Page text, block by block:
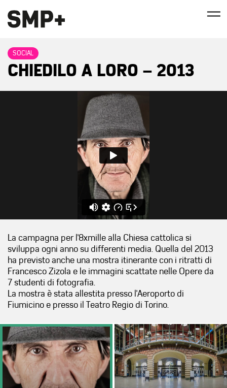
SOCIAL
CHIEDILO A LORO – 2013
La campagna per l'8xmille alla Chiesa cattolica si
sviluppa ogni anno su differenti media. Quella del 2013
ha previsto anche una mostra itinerante con i ritratti di
Francesco Zizola e le immagini scattate nelle Opere da
7 studenti di fotografia.
La mostra è stata allestita presso l'Aeroporto di
Fiumicino e presso il Teatro Regio di Torino.